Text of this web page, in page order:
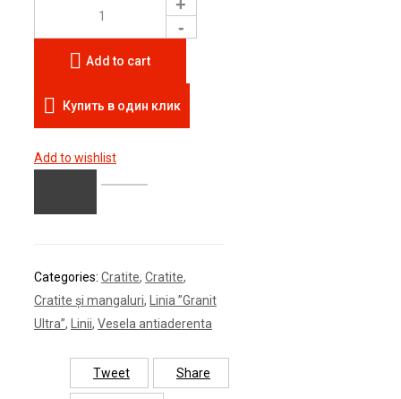
Add to cart
Купить в один клик
Add to wishlist
Categories: Cratite, Cratite,
Cratite și mangaluri,
Linia ”Granit
Ultra”, Linii, Vesela antiaderenta
Tweet Share